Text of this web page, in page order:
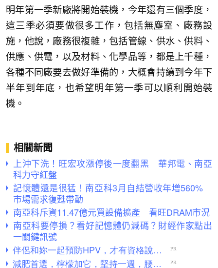
明年第一季新廠將開始裝機，今年還有三個季度，
這三季必須要做很多工作，包括無塵室、廠務設
施，他說，廠務很複雜，包括管線、供水、供料、
供應、供電，以及材料、化學品等，都是上千種，
各種不同廠要去做好準備的，大概會持續到今年下
半年到年底，也希望明年第一季可以順利開始裝
機。
相關新聞
上沖下洗！旺宏攻漲停後一度翻黑 華邦電、南亞
科力守紅盤
記憶體還是很猛！南亞科3月自結營收年增560%
市場需求復甦帶動
南亞科斥資11.47億元買設備擴產 看旺DRAM市況
南亞科要停損？看好記憶體仍減碼？財經作家點出
一關鍵訊號